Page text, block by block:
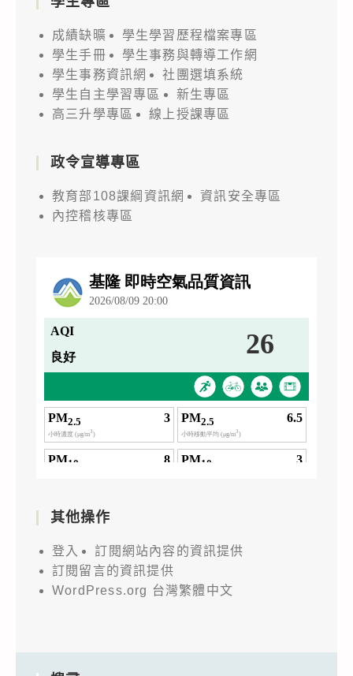
成績缺曠
學生學習歷程檔案專區
學生手冊
學生事務與轉導工作網
學生事務資訊網
社團選填系統
學生自主學習專區
新生專區
高三升學專區
線上授課專區
政令宣導專區
教育部108課綱資訊網
資訊安全專區
內控稽核專區
其他操作
登入
訂閱網站內容的資訊提供
訂閱留言的資訊提供
WordPress.org 台灣繁體中文